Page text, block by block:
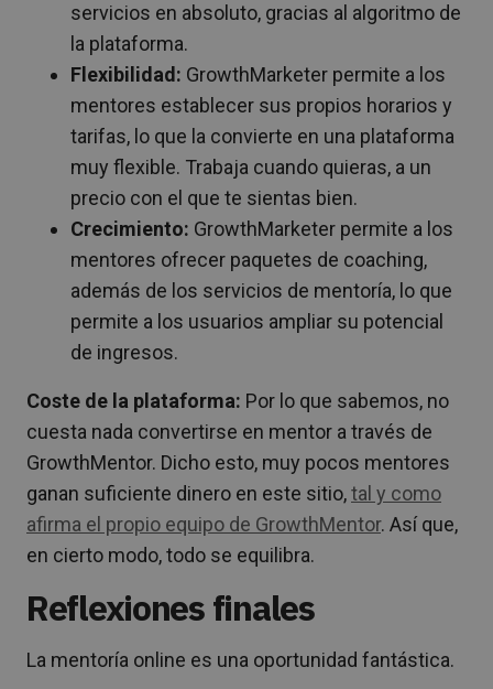
servicios en absoluto, gracias al algoritmo de
la plataforma.
Flexibilidad: GrowthMarketer permite a los
mentores establecer sus propios horarios y
tarifas, lo que la convierte en una plataforma
muy flexible. Trabaja cuando quieras, a un
precio con el que te sientas bien.
Crecimiento: GrowthMarketer permite a los
mentores ofrecer paquetes de coaching,
además de los servicios de mentoría, lo que
permite a los usuarios ampliar su potencial
de ingresos.
Coste de la plataforma: Por lo que sabemos, no
cuesta nada convertirse en mentor a través de
GrowthMentor. Dicho esto, muy pocos mentores
ganan suficiente dinero en este sitio,tal y como
afirma el propio equipo de GrowthMentor. Así que,
en cierto modo, todo se equilibra.
Reflexiones finales
La mentoría online es una oportunidad fantástica.